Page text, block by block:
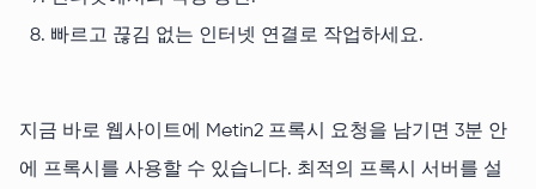
빠르고 끊김 없는 인터넷 연결로 작업하세요.
지금 바로 웹사이트에 Metin2 프록시 요청을 남기면 3분 안
에 프록시를 사용할 수 있습니다. 최적의 프록시 서버를 설